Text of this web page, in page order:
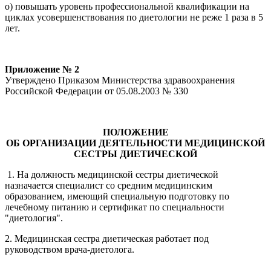
о) повышать уровень профессиональной квалификации на
циклах усовершенствования по диетологии не реже 1 раза в 5
лет.
Приложение № 2
Утверждено Приказом Министерства здравоохранения
Российской Федерации от 05.08.2003 № 330
ПОЛОЖЕНИЕ
ОБ ОРГАНИЗАЦИИ ДЕЯТЕЛЬНОСТИ МЕДИЦИНСКОЙ
СЕСТРЫ ДИЕТИЧЕСКОЙ
1. На должность медицинской сестры диетической
назначается специалист со средним медицинским
образованием, имеющий специальную подготовку по
лечебному питанию и сертификат по специальности
"диетология".
2. Медицинская сестра диетическая работает под
руководством врача-диетолога.